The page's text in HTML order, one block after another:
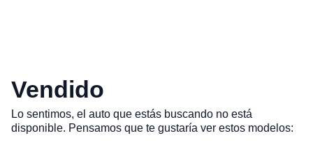
Vendido
Lo sentimos, el auto que estás buscando no está
disponible. Pensamos que te gustaría ver estos modelos: